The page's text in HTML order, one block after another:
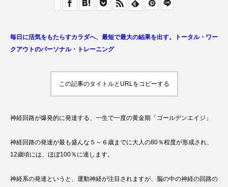
毎日に活気をもたらすカラダへ、最短で最大の結果を出す。トータル・ワー
クアウトのパーソナル・トレーニング
この記事のタイトルとURLをコピーする
神経回路が爆発的に発達する、一生で一度の黄金期「ゴールデンエイジ」
神経回路の発達が最も盛んな５～６歳までに大人の80％程度が形成され、
12歳頃には、ほぼ100％に達します。
神経系の発達というと、運動神経が注目されますが、脳の中の神経の回路の